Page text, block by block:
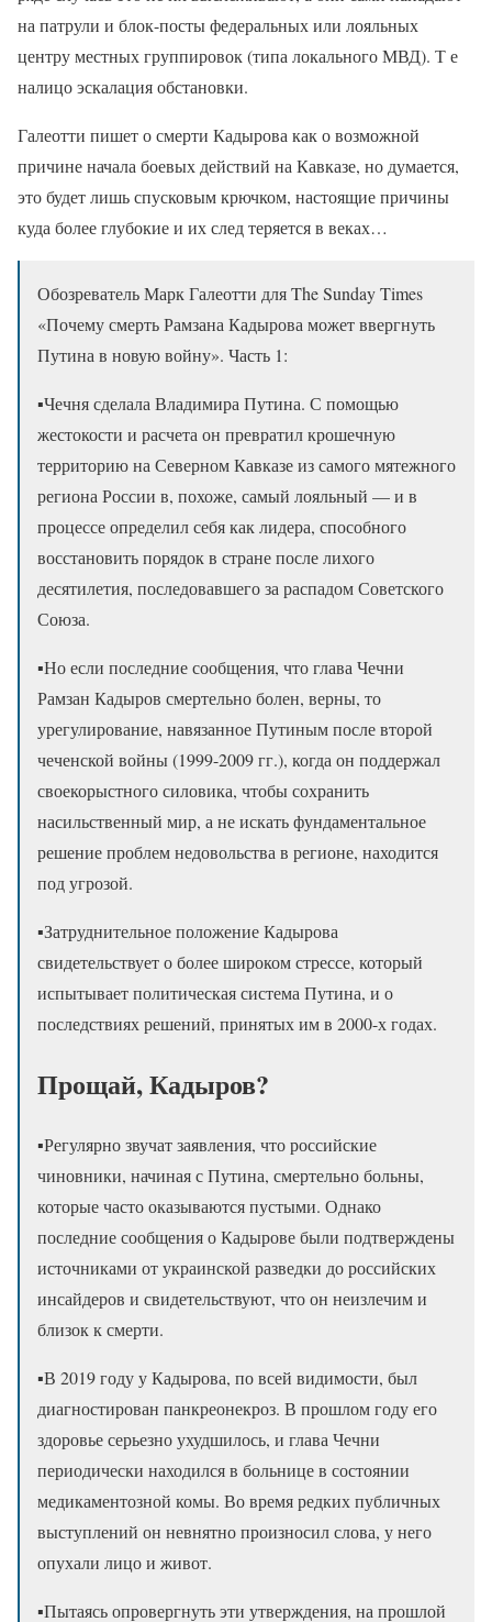
на патрули и блок-посты федеральных или лояльных
центру местных группировок (типа локального МВД). Т е
налицо эскалация обстановки.
Галеотти пишет о смерти Кадырова как о возможной
причине начала боевых действий на Кавказе, но думается,
это будет лишь спусковым крючком, настоящие причины
куда более глубокие и их след теряется в веках…
Обозреватель Марк Галеотти для The Sunday Times
«Почему смерть Рамзана Кадырова может ввергнуть
Путина в новую войну». Часть 1:
▪️Чечня сделала Владимира Путина. С помощью
жестокости и расчета он превратил крошечную
территорию на Северном Кавказе из самого мятежного
региона России в, похоже, самый лояльный — и в
процессе определил себя как лидера, способного
восстановить порядок в стране после лихого
десятилетия, последовавшего за распадом Советского
Союза.
▪️Но если последние сообщения, что глава Чечни
Рамзан Кадыров смертельно болен, верны, то
урегулирование, навязанное Путиным после второй
чеченской войны (1999-2009 гг.), когда он поддержал
своекорыстного силовика, чтобы сохранить
насильственный мир, а не искать фундаментальное
решение проблем недовольства в регионе, находится
под угрозой.
▪️Затруднительное положение Кадырова
свидетельствует о более широком стрессе, который
испытывает политическая система Путина, и о
последствиях решений, принятых им в 2000-х годах.
Прощай, Кадыров?
▪️Регулярно звучат заявления, что российские
чиновники, начиная с Путина, смертельно больны,
которые часто оказываются пустыми. Однако
последние сообщения о Кадырове были подтверждены
источниками от украинской разведки до российских
инсайдеров и свидетельствуют, что он неизлечим и
близок к смерти.
▪️В 2019 году у Кадырова, по всей видимости, был
диагностирован панкреонекроз. В прошлом году его
здоровье серьезно ухудшилось, и глава Чечни
периодически находился в больнице в состоянии
медикаментозной комы. Во время редких публичных
выступлений он невнятно произносил слова, у него
опухали лицо и живот.
▪️Пытаясь опровергнуть эти утверждения, на прошлой